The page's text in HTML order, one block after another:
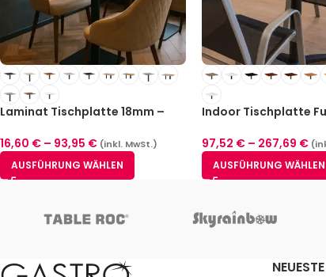
Laminat Tischplatte 18mm –
16,60 € – 93,95 € (inkl. MwSt.)
AUSFÜHRUNG WÄHLEN
Indoor Tischplatte
97,52 € – 267,69 €
AUSFÜHRUNG WÄHLEN